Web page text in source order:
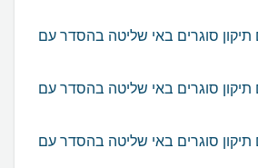
סוגרים באי שליטה בהסדר עם
סוגרים באי שליטה בהסדר עם
סוגרים באי שליטה בהסדר עם